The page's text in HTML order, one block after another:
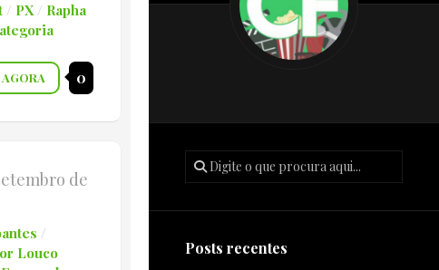
Posts recentes
/ PX/ Rapha
0
de
/
Louco